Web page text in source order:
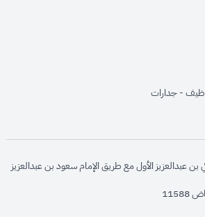
opens in
opens in
opens in
opens
opens in
opens in new
- جداراتopens in new window
بن عبدالعزيز الأول مع طريق الإمام سعود بن عبدالعزيز